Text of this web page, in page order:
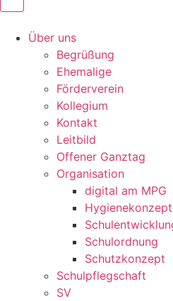
Über uns
Begrüßung
Ehemalige
Förderverein
Kollegium
Kontakt
Leitbild
Offener Ganztag
Organisation
digital am MPG
Hygienekonzept
Schulordnung
Schutzkonzept
Schulpflegschaft
SV